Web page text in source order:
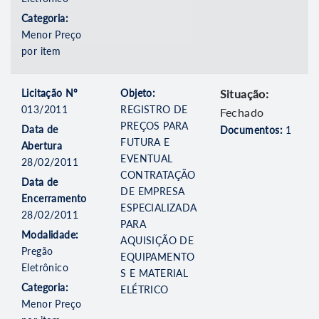
Categoria:
Menor Preço
por item
Licitação Nº
013/2011
Data de
Abertura
28/02/2011
Data de
Encerramento
28/02/2011
Modalidade:
Pregão
Eletrônico
Categoria:
Menor Preço
Objeto:
REGISTRO DE
PREÇOS PARA
FUTURA E
EVENTUAL
CONTRATAÇÃO
DE EMPRESA
ESPECIALIZADA
PARA
AQUISIÇÃO DE
EQUIPAMENTO
S E MATERIAL
ELÉTRICO
Situação:
Fechado
Documentos: 1